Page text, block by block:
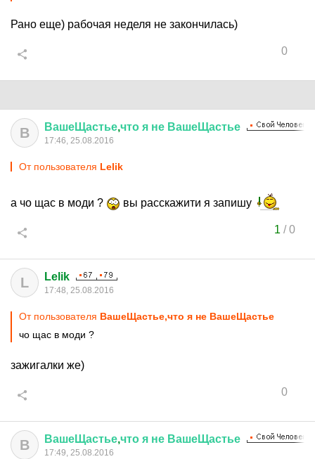
Рано еще) рабочая неделя не закончилась)
0
В ВашеЩастье,что я не ВашеЩастье
17:46, 25.08.2016
От пользователя Lelik
а чо щас в моди ? вы расскажити я запишу
1 /0
L Lelik
17:48, 25.08.2016
От пользователя ВашеЩастье,что я не ВашеЩастье
чо щас в моди ?
зажигалки же)
0
В ВашеЩастье,что я не ВашеЩастье
17:49, 25.08.2016